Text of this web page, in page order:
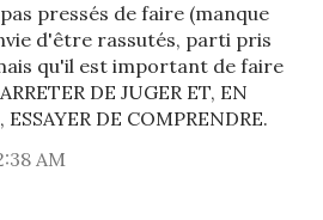
pressés de faire (manque
d'être rassutés, parti pris
qu'il est important de faire
DE JUGER ET, EN
DE COMPRENDRE.
AM